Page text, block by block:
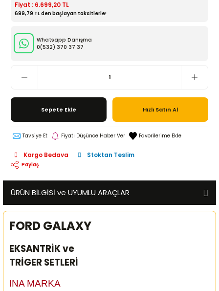
Fiyat : 6.699,20 TL
699,79 TL den başlayan taksitlerle!
Whatsapp Danışma
0(532) 370 37 37
Sepete Ekle Hızlı Satın Al
Tavsiye Et Fiyatı Düşünce Haber Ver
Kargo Bedava Stoktan Teslim
Paylaş
ÜRÜN BİLGİSİ ve UYUMLU ARAÇLAR
FORD GALAXY
EKSANTRİK ve
TRİGER SETLERİ
INA MARKA